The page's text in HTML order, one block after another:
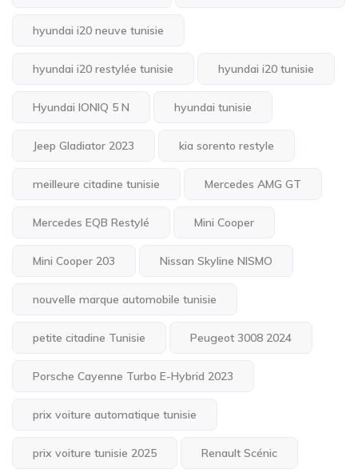
hyundai i20 neuve tunisie
hyundai i20 restylée tunisie hyundai i20 tunisie
Hyundai IONIQ 5 N hyundai tunisie
Jeep Gladiator 2023 kia sorento restyle
meilleure citadine tunisie Mercedes AMG GT
Mercedes EQB Restylé Mini Cooper
Mini Cooper 203 Nissan Skyline NISMO
nouvelle marque automobile tunisie
petite citadine Tunisie Peugeot 3008 2024
Porsche Cayenne Turbo E-Hybrid 2023
prix voiture automatique tunisie
prix voiture tunisie 2025 Renault Scénic